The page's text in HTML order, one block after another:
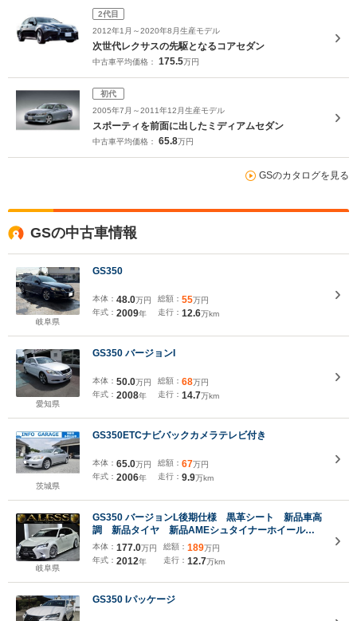
2代目
2012年1月～2020年8月生産モデル
次世代レクサスの先駆となるコアセダン
中古車平均価格： 175.5万円
初代
2005年7月～2011年12月生産モデル
スポーティを前面に出したミディアムセダン
中古車平均価格： 65.8万円
GSのカタログを見る
GSの中古車情報
岐阜県
GS350
本体： 48.0万円
年式： 2009年
総額： 55万円
走行： 12.6万km
愛知県
GS350 バージョンI
本体： 50.0万円
年式： 2008年
総額： 68万円
走行： 14.7万km
茨城県
GS350ETCナビバックカメラテレビ付き
本体： 65.0万円
年式： 2006年
総額： 67万円
走行： 9.9万km
岐阜県
GS350 バージョンL後期仕様 黒革シート 新品車高
調 新品タイヤ 新品AMEシュタイナーホイール
Bluetoothオーディオ対応 後期ヘッド 後期テー
ル 後期バンパー スマートキープッシュスタート
パワーシート シートヒーター
本体： 177.0万円
年式： 2012年
総額： 189万円
走行： 12.7万km
GS350 Iパッケージ